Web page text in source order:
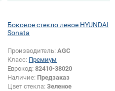
Боковое стекло левое HYUNDAI
Sonata
Производитель:AGC
Класс: Премиум
Еврокод:82410-38020
Наличие: Предзаказ
Цвет стекла:Зеленое